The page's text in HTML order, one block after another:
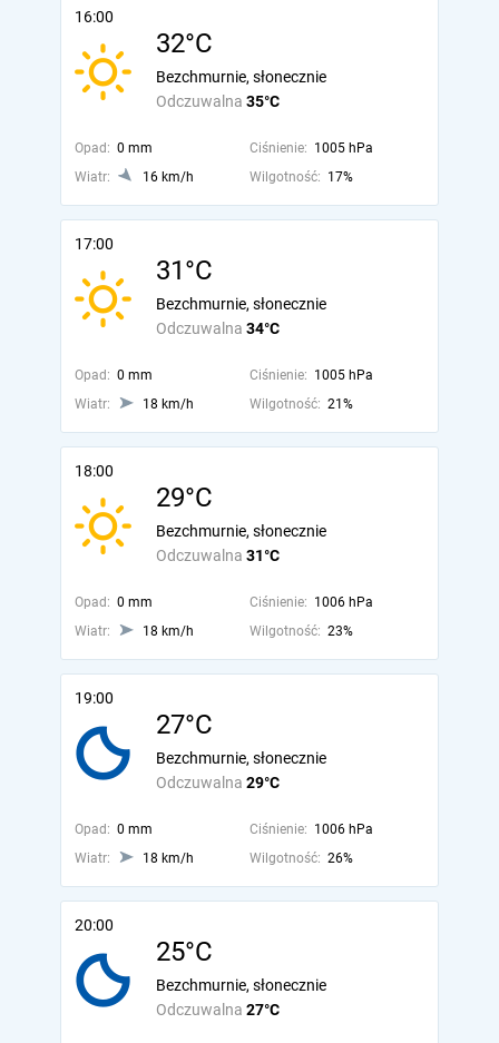
16:00
32°C
Odczuwalna 35°C
Bezchmurnie, słonecznie
Opad: 0 mm Ciśnienie: 1005 hPa
Wiatr:
16 km/h Wilgotność: 17%
17:00
31°C
Odczuwalna 34°C
Bezchmurnie, słonecznie
Opad: 0 mm Ciśnienie: 1005 hPa
Wiatr:
18 km/h Wilgotność: 21%
18:00
29°C
Odczuwalna 31°C
Bezchmurnie, słonecznie
Opad: 0 mm Ciśnienie: 1006 hPa
Wiatr:
18 km/h Wilgotność: 23%
19:00
27°C
Odczuwalna 29°C
Bezchmurnie, słonecznie
Opad: 0 mm Ciśnienie: 1006 hPa
Wiatr:
18 km/h Wilgotność: 26%
20:00
25°C
Odczuwalna 27°C
Bezchmurnie, słonecznie